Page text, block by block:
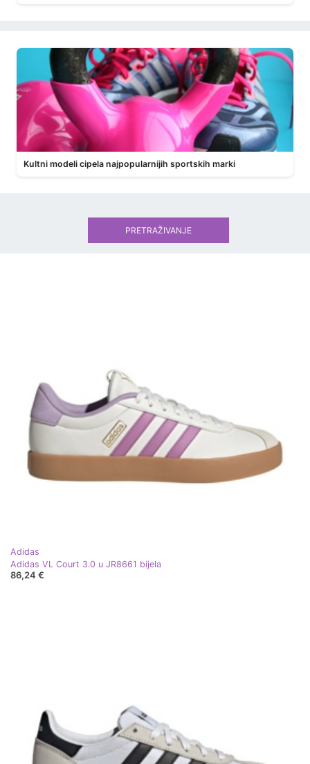
Kultni modeli cipela najpopularnijih sportskih marki
Adidas
Adidas VL Court 3.0 u JR8661 bijela
86,24 €
PRETRAŽIVANJE